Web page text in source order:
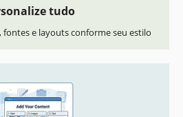
tudo
fontes e layouts conforme seu estilo